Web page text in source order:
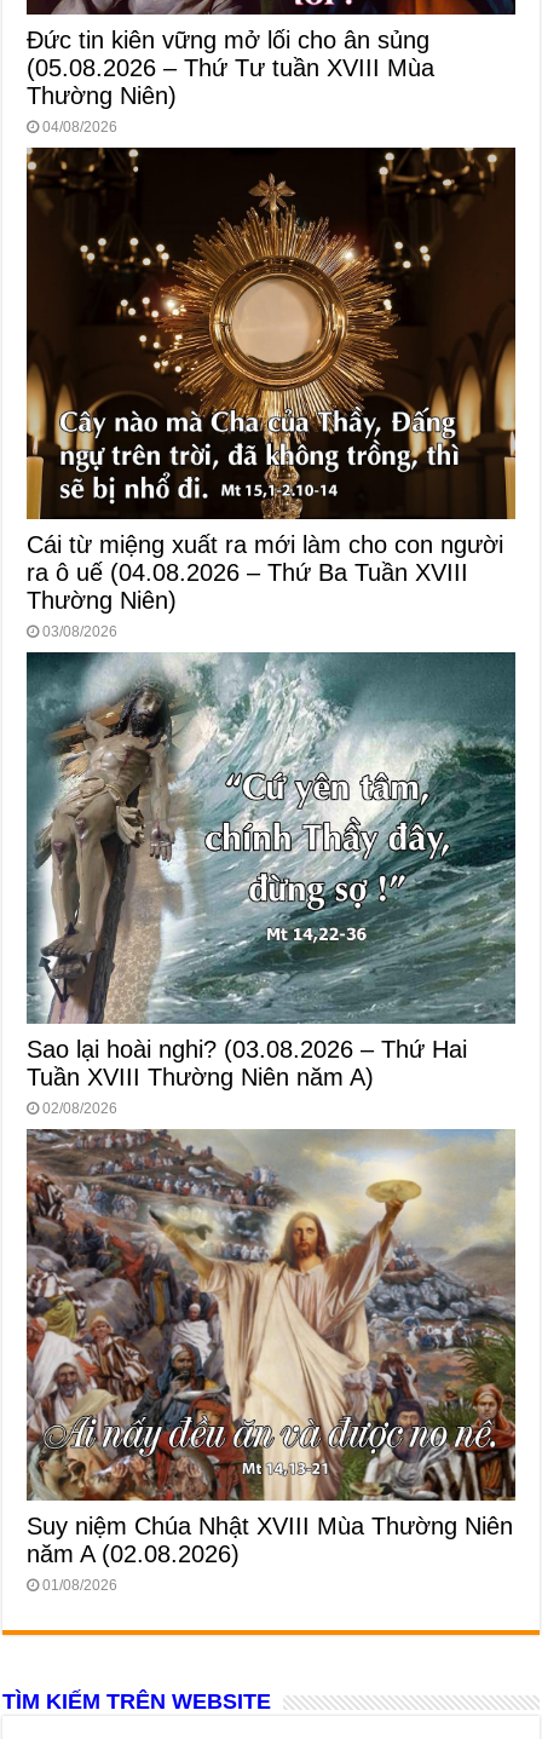
Đức tin kiên vững mở lối cho ân sủng
(05.08.2026 – Thứ Tư tuần XVIII Mùa
Thường Niên)
04/08/2026
Cái từ miệng xuất ra mới làm cho con người
ra ô uế (04.08.2026 – Thứ Ba Tuần XVIII
Thường Niên)
03/08/2026
Sao lại hoài nghi? (03.08.2026 – Thứ Hai
Tuần XVIII Thường Niên năm A)
02/08/2026
Suy niệm Chúa Nhật XVIII Mùa Thường Niên
năm A (02.08.2026)
01/08/2026
TÌM KIẾM TRÊN WEBSITE